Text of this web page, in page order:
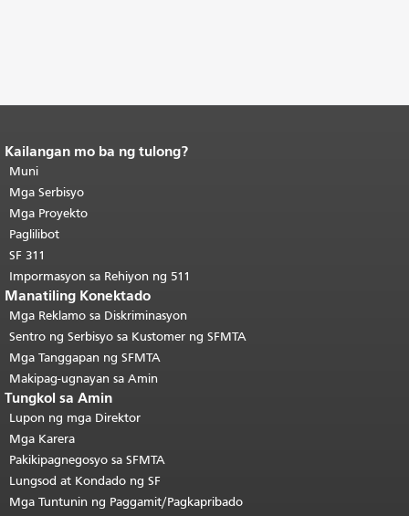
Katapusan ng nilalaman ng
pahina.
pahinang ito ay nauulit sa bawat
pahina.Bumalik sa tuktok ng
pangunahing nilalaman
Kailangan mo ba ng tulong?
Muni
Mga Serbisyo
Mga Proyekto
Paglilibot
SF 311
Impormasyon sa Rehiyon ng 511
Manatiling Konektado
Mga Reklamo sa Diskriminasyon
Sentro ng Serbisyo sa Kustomer ng SFMTA
Mga Tanggapan ng SFMTA
Makipag-ugnayan sa Amin
Tungkol sa Amin
Lupon ng mga Direktor
Mga Karera
Pakikipagnegosyo sa SFMTA
Lungsod at Kondado ng SF
Mga Tuntunin ng Paggamit/Pagkapribado